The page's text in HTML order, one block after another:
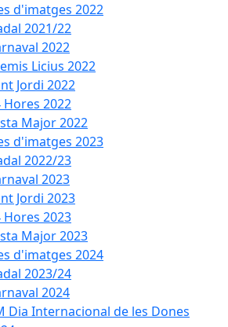
d'imatges 2022
2021/22
2022
Licius 2022
Jordi 2022
Hores 2022
Major 2022
d'imatges 2023
2022/23
2023
Jordi 2023
Hores 2023
Major 2023
d'imatges 2024
2023/24
2024
Dia Internacional de les Dones